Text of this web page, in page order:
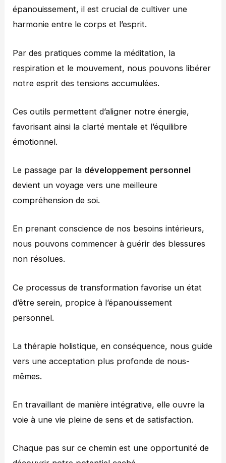
épanouissement, il est crucial de cultiver une
harmonie entre le corps et l’esprit.
Par des pratiques comme la méditation, la
respiration et le mouvement, nous pouvons libérer
notre esprit des tensions accumulées.
Ces outils permettent d’aligner notre énergie,
favorisant ainsi la clarté mentale et l’équilibre
émotionnel.
Le passage par la développement personnel
devient un voyage vers une meilleure
compréhension de soi.
En prenant conscience de nos besoins intérieurs,
nous pouvons commencer à guérir des blessures
non résolues.
Ce processus de transformation favorise un état
d’être serein, propice à l’épanouissement
personnel.
La thérapie holistique, en conséquence, nous guide
vers une acceptation plus profonde de nous-
mêmes.
En travaillant de manière intégrative, elle ouvre la
voie à une vie pleine de sens et de satisfaction.
Chaque pas sur ce chemin est une opportunité de